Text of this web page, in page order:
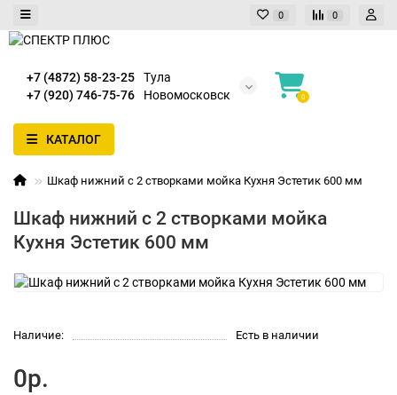
0 0
+7 (4872) 58-23-25
Тула
+7 (920) 746-75-76
Новомосковск 0
КАТАЛОГ
Шкаф нижний с 2 створками мойка Кухня Эстетик 600 мм
Шкаф нижний с 2 створками мойка
Кухня Эстетик 600 мм
Наличие: Есть в наличии
0р.